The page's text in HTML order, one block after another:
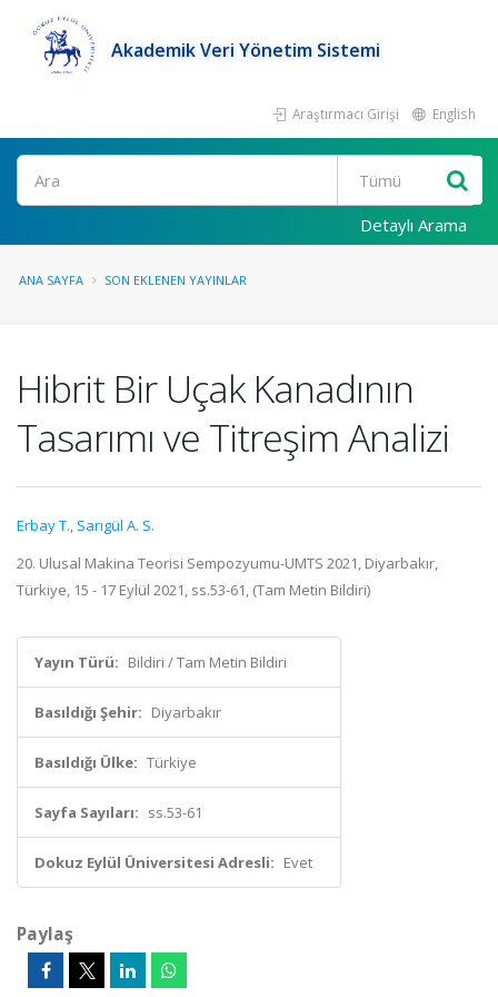
Akademik Veri Yönetim Sistemi
Araştırmacı Girişi English
Ara
Detaylı Arama
ANA SAYFA SON EKLENEN YAYINLAR
Hibrit Bir Uçak Kanadının
Tasarımı ve Titreşim Analizi
Erbay T., Sarıgül A. S.
20. Ulusal Makina Teorisi Sempozyumu-UMTS 2021, Diyarbakır,
Türkiye, 15 - 17 Eylül 2021, ss.53-61, (Tam Metin Bildiri)
Yayın Türü: Bildiri / Tam Metin Bildiri
Basıldığı Şehir: Diyarbakır
Basıldığı Ülke: Türkiye
Sayfa Sayıları: ss.53-61
Dokuz Eylül Üniversitesi Adresli: Evet
Paylaş